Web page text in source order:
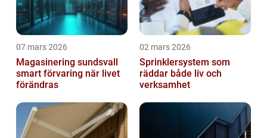
07 mars 2026
Magasinering sundsvall
smart förvaring när livet
förändras
02 mars 2026
Sprinklersystem som
räddar både liv och
verksamhet